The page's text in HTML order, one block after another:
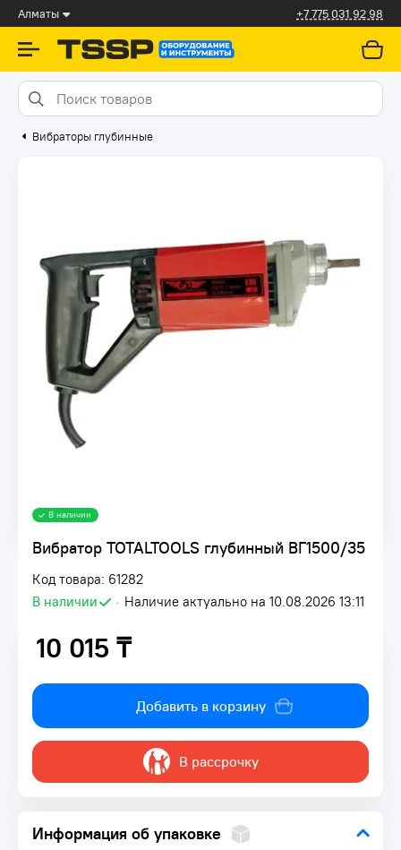
Алматы +7 775 031 92 98
Вибраторы глубинные
Вибратор TOTALTOOLS глубинный ВГ1500/35
Код товара: 61282
В наличии
• Наличие актуально на 10.08.2026 13:11
В наличии
10 015 ₸
10 015 ₸
Добавить в корзину
В рассрочку
Информация об упаковке